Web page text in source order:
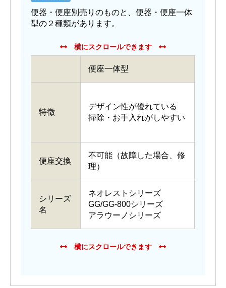
便器・便座別売りのものと、便器・便座一体
型の２種類があります。
便座一体型
特徴
デザイン性が優れている
掃除・お手入れがしやすい
便座交換
不可能（故障した場合、修
理）
シリーズ
名
ネオレストシリーズ
GG/GG-800シリーズ
アラウーノシリーズ